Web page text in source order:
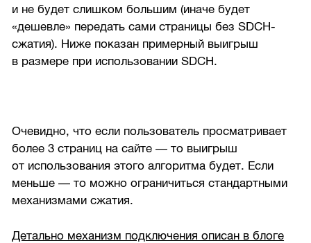
и не будет слишком большим (иначе будет
«дешевле» передать сами страницы без SDCH-
сжатия). Ниже показан примерный выигрыш
в размере при использовании SDCH.
Очевидно, что если пользователь просматривает
более 3 страниц на сайте — то выигрыш
от использования этого алгоритма будет. Если
меньше — то можно ограничиться стандартными
механизмами сжатия.
Детально механизм подключения описан в блоге